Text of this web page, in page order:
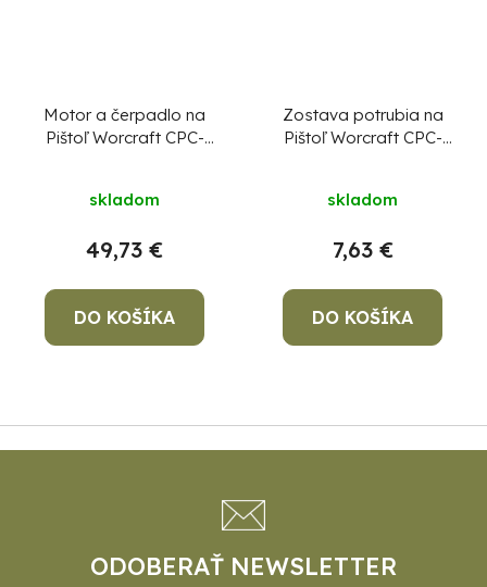
Motor a čerpadlo na
Pištoľ Worcraft CPC-
skladom
49,73 €
DO KOŠÍKA
Zostava potrubia na
Pištoľ Worcraft CPC-
skladom
7,63 €
DO KOŠÍKA
Z
ODOBERAŤ NEWSLETTER